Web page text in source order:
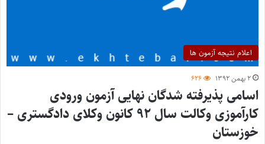
اعلام نتیجه آزمون ها
۲ بهمن ۱۳۹۲ ۶۲۶
اسامی پذیرفته شدگان نهایی آزمون ورودی
کارآموزی وکالت سال ۹۲ کانون وکلای دادگستری –
خوزستان